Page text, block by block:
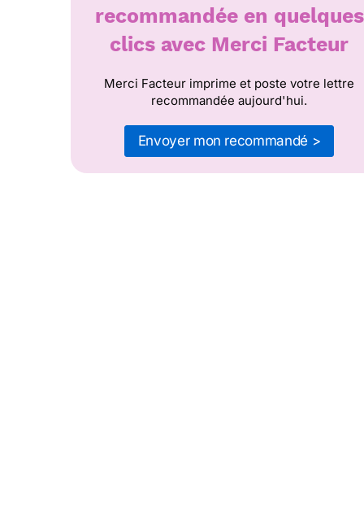
recommandée en quelques
clics avec Merci Facteur
Merci Facteur imprime et poste votre lettre
recommandée aujourd'hui.
Envoyer mon recommandé >